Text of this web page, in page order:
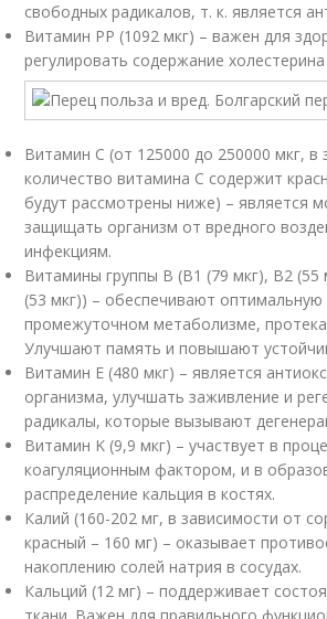
свободных радикалов, т. к. является
Витамин PP (1092 мкг) – важен для
регулировать содержание
Витамин С (от 125000 до 250000 мкг,
количество витамина C содержит
будут рассмотрены ниже) – является
защищать организм от вредного
инфекциям.
Витамины группы B (B1 (79 мкг), B2 (55
(53 мкг)) – обеспечивают
промежуточном метаболизме,
Улучшают память и повышают
Витамин Е (480 мкг) – является
организма, улучшать заживление и
радикалы, которые вызывают
Витамин K (9,9 мкг) – участвует в
коагуляционным фактором, и в
распределение кальция в костях.
Калий (160-202 мг, в зависимости от
красный – 160 мг) – оказывает
накоплению солей натрия в сосудах.
Кальций (12 мг) – поддерживает